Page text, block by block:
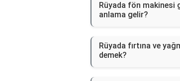
Rüyada fön makinesi
anlama gelir?
Rüyada fırtına ve
demek?